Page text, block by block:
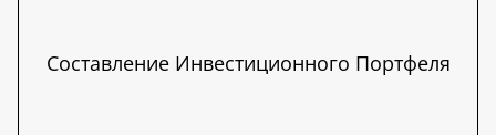
Составление Инвестиционного Портфеля